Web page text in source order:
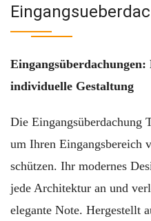
individuelle Gestaltung
Die Eingangsüberdachung
um Ihren Eingangsbereich
schützen. Ihr modernes
jede Architektur an und
elegante Note. Hergestellt